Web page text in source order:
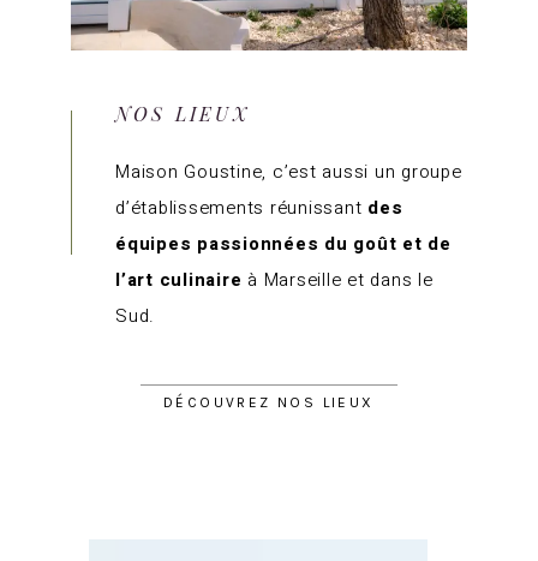
NOS LIEUX
Maison Goustine, c’est aussi un groupe
d’établissements réunissant des
équipes passionnées du goût et de
l’art culinaire à Marseille et dans le
Sud.
DÉCOUVREZ NOS LIEUX